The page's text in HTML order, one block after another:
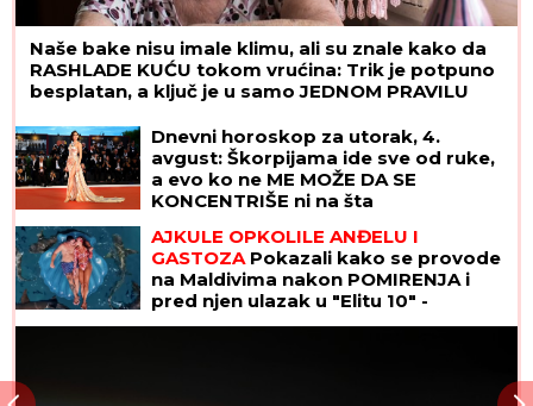
Naše bake nisu imale klimu, ali su znale kako da
RASHLADE KUĆU tokom vrućina: Trik je potpuno
besplatan, a ključ je u samo JEDNOM PRAVILU
Dnevni horoskop za utorak, 4.
avgust: Škorpijama ide sve od ruke,
a evo ko ne ME MOŽE DA SE
KONCENTRIŠE ni na šta
AJKULE OPKOLILE ANĐELU I
GASTOZA Pokazali kako se provode
na Maldivima nakon POMIRENJA i
pred njen ulazak u "Elitu 10" -
komentari samo pljušte (VIDEO)